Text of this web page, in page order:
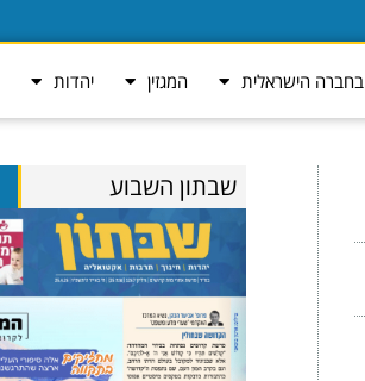
בחברה הישראלית המגזין יהדות
שבתון השבוע